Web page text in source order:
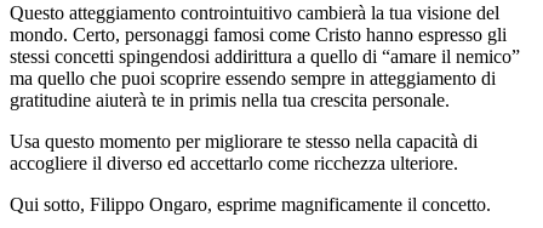
Questo atteggiamento controintuitivo cambierà la tua visione del
mondo. Certo, personaggi famosi come Cristo hanno espresso gli
stessi concetti spingendosi addirittura a quello di “amare il nemico”
ma quello che puoi scoprire essendo sempre in atteggiamento di
gratitudine aiuterà te in primis nella tua crescita personale.
Usa questo momento per migliorare te stesso nella capacità di
accogliere il diverso ed accettarlo come ricchezza ulteriore.
Qui sotto, Filippo Ongaro, esprime magnificamente il concetto.